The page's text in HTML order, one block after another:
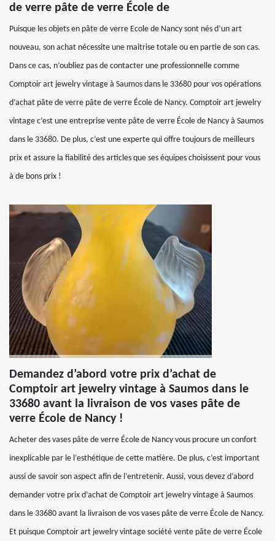
de verre pâte de verre École de
Puisque les objets en pâte de verre Ecole de Nancy sont nés d’un art
nouveau, son achat nécessite une maitrise totale ou en partie de son cas.
Dans ce cas, n’oubliez pas de contacter une professionnelle comme
Comptoir art jewelry vintage à Saumos dans le 33680 pour vos opérations
d’achat pâte de verre pâte de verre École de Nancy. Comptoir art jewelry
vintage c’est une entreprise vente pâte de verre École de Nancy à Saumos
dans le 33680. De plus, c’est une experte qui offre toujours de meilleurs
prix et assure la fiabilité des articles que ses équipes choisissent pour vous
à de bons prix !
Demandez d’abord votre prix d’achat de
Comptoir art jewelry vintage à Saumos dans le
33680 avant la livraison de vos vases pâte de
verre École de Nancy !
Acheter des vases pâte de verre École de Nancy vous procure un confort
inexplicable par le l’esthétique de cette matière. De plus, c’est important
aussi de savoir son aspect afin de l’entretenir. Aussi, vous devez d’abord
demander votre prix d’achat de Comptoir art jewelry vintage à Saumos
dans le 33680 avant la livraison de vos vases pâte de verre École de Nancy.
Et puisque Comptoir art jewelry vintage société vente pâte de verre École